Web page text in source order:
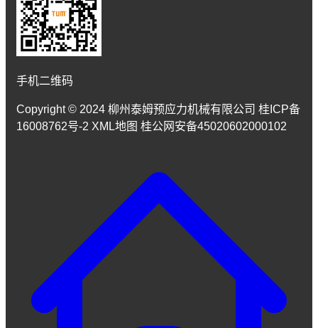
手机二维码
Copyright © 2024 柳州泰姆预应力机械有限公司 桂ICP备
16008762号-2 XML地图 桂公网安备45020602000102